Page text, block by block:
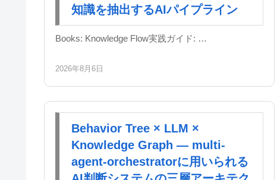
知識を抽出するAIパイプライン
Books: Knowledge Flow実践ガイド: …
2026年8月6日
Behavior Tree × LLM ×
Knowledge Graph — multi-
agent-orchestratorに用いられる